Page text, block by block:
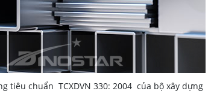
tiêu chuẩn TCXDVN 330: 2004 của bộ xây dựng